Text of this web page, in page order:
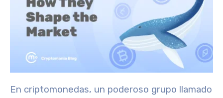
En criptomonedas, un poderoso grupo llamado